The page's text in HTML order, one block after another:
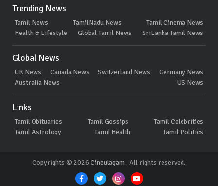
Trending News
Tamil News TamilNadu News
Tamil Cinema News
Health & Lifestyle
Global Tamil News SriLanka Tamil News
Global News
UK News Canada News Switzerland News
Germany News
Australia News
US News
Links
Tamil Obituaries Tamil Gossips
Tamil Celebrities
Tamil Astrology
Tamil Health Tamil Politics
Copyrights © 2026 Cineulagam . All rights reserved.